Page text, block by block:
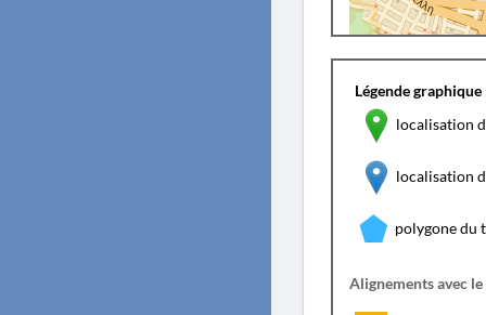
Légende graphique
localisation
localisation
polygone du
Alignements avec